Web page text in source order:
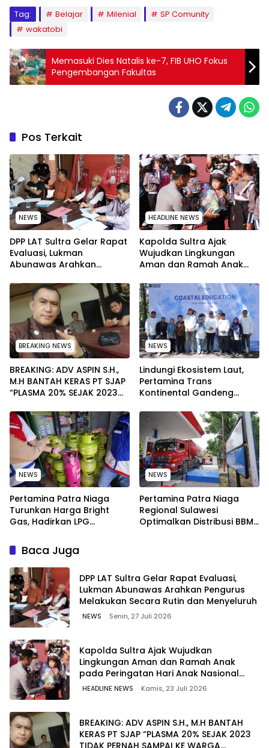
Tag: Belajar Milenial
SP Comunity
wakatobi
Memasuki Dies Natalis ke-7, FIB UHO Fokus
Pengembangan Fakultas
Pos Terkait
NEWS
‎DPP LAT Sultra Gelar Rapat
Evaluasi, Lukman
Abunawas Arahkan
Secara Rutin dan
Menyeluruh
HEADLINE NEWS
Kapolda Sultra Ajak
Wujudkan Lingkungan
Aman dan Ramah Anak
Nasional 2026
BREAKING NEWS
BREAKING: ADV ASPIN S.H.,
M.H BANTAH KERAS PT SJAP
“PLASMA 20% SEJAK 2023
WARGA WAWOONE!
NEWS
Lindungi Ekosistem Laut,
Pertamina Trans
Kontinental Gandeng
Kebersihan Pantai di
Bitung, Sulawesi
NEWS
Pertamina Patra Niaga
Turunkan Harga Bright
Gas, Hadirkan LPG
Lebih Kompetitif
NEWS
Pertamina Patra Niaga
Regional Sulawesi
Optimalkan Distribusi BBM
Baca Juga
‎DPP LAT Sultra Gelar Rapat Evaluasi,
Lukman Abunawas Arahkan Pengurus
Melakukan Secara Rutin dan Menyeluruh
NEWS Senin, 27 Juli 2026
Kapolda Sultra Ajak Wujudkan
Lingkungan Aman dan Ramah Anak
pada Peringatan Hari Anak Nasional
2026
HEADLINE NEWS Kamis, 23 Juli 2026
BREAKING: ADV ASPIN S.H., M.H BANTAH
KERAS PT SJAP “PLASMA 20% SEJAK 2023
TIDAK PERNAH SAMPAI KE WARGA